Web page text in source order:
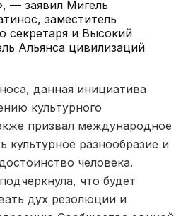
— заявил Мигель
заместитель
секретаря и Высокий
Альянса цивилизаций
данная инициатива
культурного
призвал международное
культурное разнообразие и
человека.
что будет
дух резолюции и